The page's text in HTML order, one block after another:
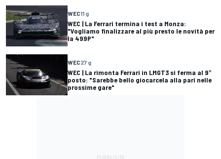
WEC11 g
WEC | La Ferrari termina i test a Monza:
"Vogliamo finalizzare al più presto le novità per
la 499P"
WEC27 g
WEC | La rimonta Ferrari in LMGT3 si ferma al 9°
posto: "Sarebbe bello giocarcela alla pari nelle
prossime gare"